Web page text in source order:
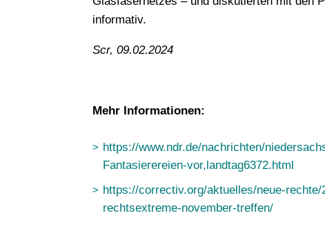
informativ.
Scr, 09.02.2024
Mehr Informationen:
https://www.ndr.de/nachrichten/
Fantasierereien-vor,landtag6372.html
https://correctiv.org/aktuelles/neue-
rechtsextreme-november-treffen/